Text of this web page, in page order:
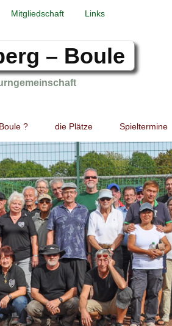
Mitgliedschaft Links
– Boule
? die Plätze Spieltermine